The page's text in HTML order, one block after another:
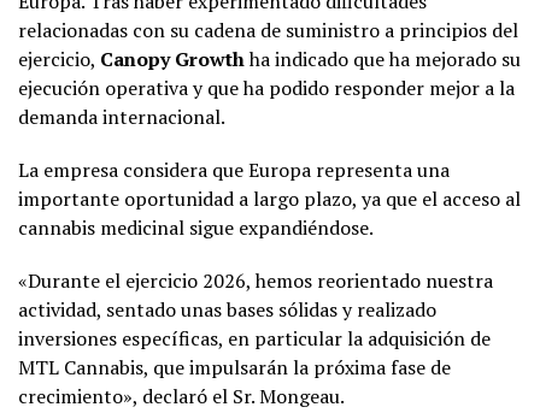
relacionadas con su cadena de suministro a principios del
ejercicio, Canopy Growthha indicado que ha mejorado su
ejecución operativa y que ha podido responder mejor a la
demanda internacional.
La empresa considera que Europa representa una
importante oportunidad a largo plazo, ya que el acceso al
cannabis medicinal sigue expandiéndose.
«Durante el ejercicio 2026, hemos reorientado nuestra
actividad, sentado unas bases sólidas y realizado
inversiones específicas, en particular la adquisición de
MTL Cannabis, que impulsarán la próxima fase de
crecimiento», declaró el Sr. Mongeau.